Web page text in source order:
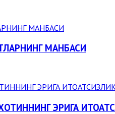
МАНБАСИ
ЭРИГА